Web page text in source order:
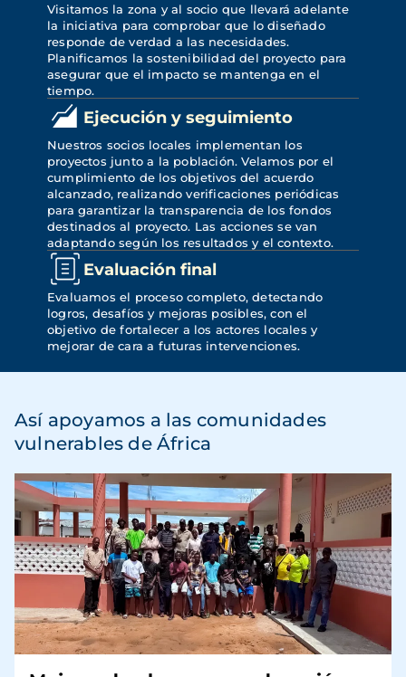
Visitamos la zona y al socio que llevará adelante
la iniciativa para comprobar que lo diseñado
responde de verdad a las necesidades.
Planificamos la sostenibilidad del proyecto para
asegurar que el impacto se mantenga en el
tiempo.
Ejecución y seguimiento
Nuestros socios locales implementan los
proyectos junto a la población. Velamos por el
cumplimiento de los objetivos del acuerdo
alcanzado, realizando verificaciones periódicas
para garantizar la transparencia de los fondos
destinados al proyecto. Las acciones se van
adaptando según los resultados y el contexto.
Evaluación final
Evaluamos el proceso completo, detectando
logros, desafíos y mejoras posibles, con el
objetivo de fortalecer a los actores locales y
mejorar de cara a futuras intervenciones.
Así apoyamos a las comunidades
vulnerables de África